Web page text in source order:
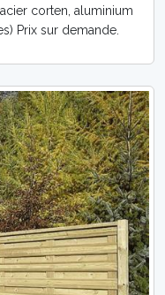
corten, aluminium
Prix sur demande.